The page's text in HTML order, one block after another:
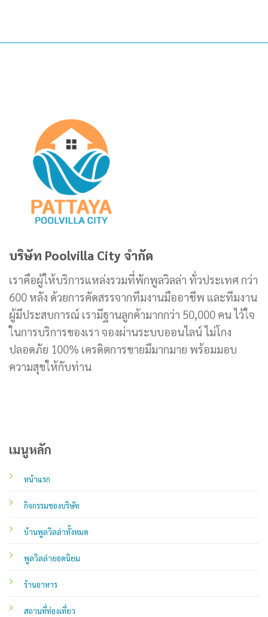
บริษัท Poolvilla City จำกัด
เราคือผู้ให้บริการแหล่งรวมที่พักพูลวิลล่า ทั่วประเทศ กว่า
600 หลัง ด้วยการคัดสรรจากทีมงานมืออาชีพ และทีมงาน
ผู้มีประสบการณ์ เรามีฐานลูกค้ามากกว่า 50,000 คน ไว้ใจ
ในการบริการของเรา จองผ่านระบบออนไลน์ ไม่โกง
ปลอดภัย 100% เครดิตการขายมีมากมาย พร้อมมอบ
ความสุขให้กับท่าน
เมนูหลัก
หน้าแรก
กิจกรรมของบริษัท
บ้านพูลวิลล่าทั้งหมด
พูลวิลล่ายอดนิยม
ร้านอาหาร
สถานที่ท่องเที่ยว